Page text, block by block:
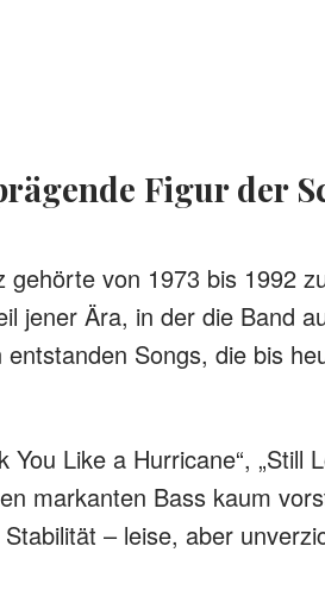
prägende Figur der
gehörte von 1973 bis 1992
jener Ära, in der die Band
entstanden Songs, die bis
You Like a Hurricane“, „Still
markanten Bass kaum
– leise, aber